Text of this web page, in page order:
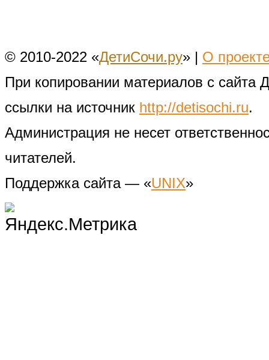
© 2010-2022 «ДетиСочи.ру» | О
При копировании материалов с сайта
ссылки на источник http://detisochi.ru.
Администрация не несет
читателей.
Поддержка сайта — «UNIX»